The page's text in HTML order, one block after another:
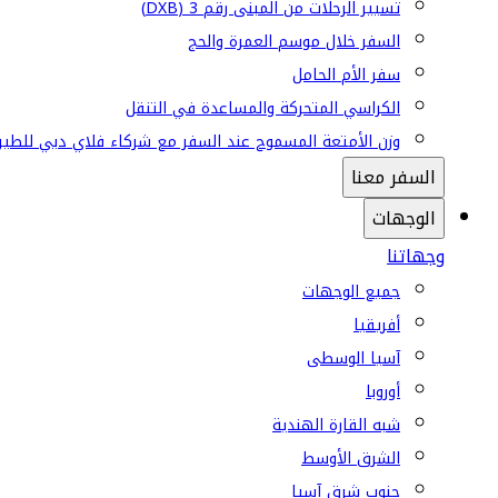
تسيير الرحلات من المبنى رقم 3 (DXB)
السفر خلال موسم العمرة والحج
سفر الأم الحامل
الكراسي المتحركة والمساعدة في التنقل
وزن الأمتعة المسموح عند السفر مع شركاء فلاي دبي
السفر معنا
الوجهات
وجهاتنا
جميع الوجهات
أفريقيا
آسيا الوسطى
أوروبا
شبه القارة الهندية
الشرق الأوسط
جنوب شرق آسيا